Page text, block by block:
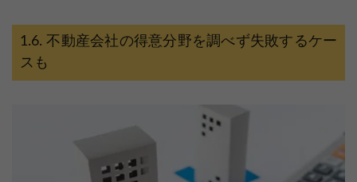
不動産会社の得意分野を調べず失敗するケー
スも